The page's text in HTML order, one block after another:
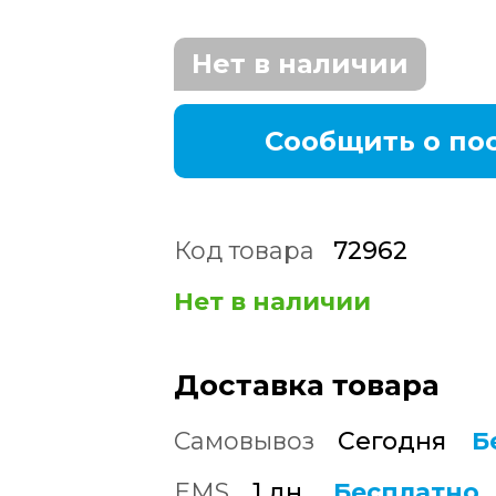
Нет в наличии
Сообщить о
Код товара
72962
Нет в наличии
Доставка товара
Самовывоз Сегодня